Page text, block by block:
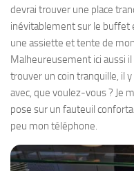
devrai trouver une place
inévitablement sur le buffet
une assiette et tente de
Malheureusement ici aussi
trouver un coin tranquille, il
avec, que voulez-vous ? Je
pose sur un fauteuil
peu mon téléphone.